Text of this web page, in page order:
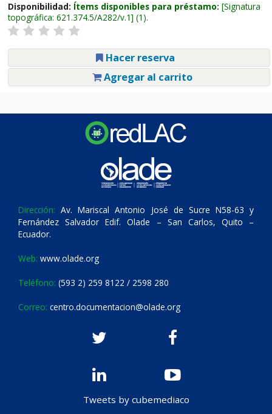
Disponibilidad: Ítems disponibles para préstamo: Signatura
topográfica: 621.374.5/A282/v.1 (1).
Hacer reserva
Agregar al carrito
Dirección: Av. Mariscal Antonio José de Sucre N58-63 y
Fernández Salvador Edif. Olade – San Carlos, Quito –
Ecuador.
Web: www.olade.org
Teléfono: (593 2) 259 8122 / 2598 280
Correo: centro.documentacion@olade.org
Tweets by cubemediaco